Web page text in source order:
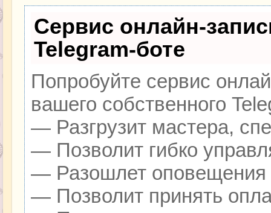
Сервис онлайн-
Telegram-боте
Попробуйте сервис
вашего собственного
— Разгрузит мастера,
— Позволит гибко
— Разошлет оповещения
— Позволит принять